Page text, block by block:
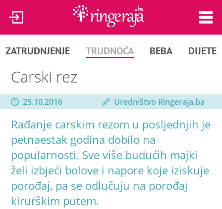
ZATRUDNJENJE TRUDNOĆA BEBA DIJETE
Carski rez
25.10.2016 Uredništvo Ringeraja.ba
Rađanje carskim rezom u posljednjih je
petnaestak godina dobilo na
popularnosti. Sve više budućih majki
želi izbjeći bolove i napore koje iziskuje
porođaj, pa se odlučuju na porođaj
kirurškim putem.